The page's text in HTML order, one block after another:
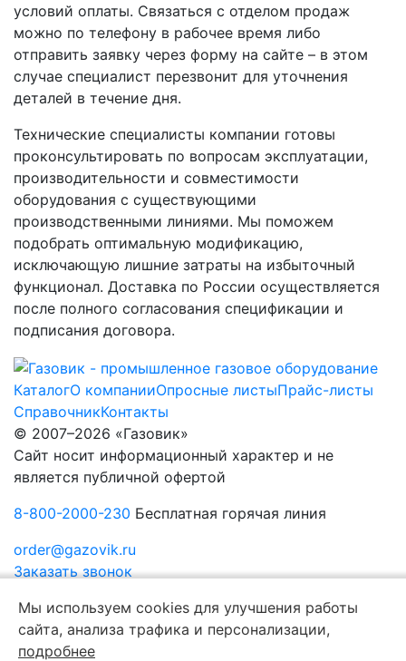
условий оплаты. Связаться с отделом продаж
можно по телефону в рабочее время либо
отправить заявку через форму на сайте – в этом
случае специалист перезвонит для уточнения
деталей в течение дня.
Технические специалисты компании готовы
проконсультировать по вопросам эксплуатации,
производительности и совместимости
оборудования с существующими
производственными линиями. Мы поможем
подобрать оптимальную модификацию,
исключающую лишние затраты на избыточный
функционал. Доставка по России осуществляется
после полного согласования спецификации и
подписания договора.
КаталогО компанииОпросные листыПрайс-листы
СправочникКонтакты
© 2007–2026 «Газовик»
Сайт носит информационный характер и не
является публичной офертой
8-800-2000-230 Бесплатная горячая линия
order@gazovik.ru
Заказать звонок
Мы используем cookies для улучшения работы
сайта, анализа трафика и персонализации,
подробнее